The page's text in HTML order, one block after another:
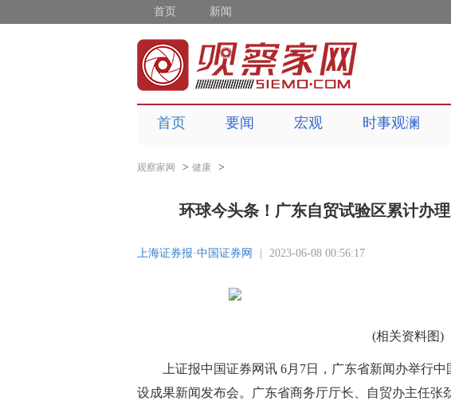
首页 新闻
首页 要闻 宏观 时事观澜
观察家网 > 健康 >
环球今头条！广东自贸试验区累计办
上海证券报·中国证券网 2023-06-08 00:56:17
(相关资料图)
上证报中国证券网讯 6月7日，广东省新闻办举行
设成果新闻发布会。广东省商务厅厅长、自贸办主任张